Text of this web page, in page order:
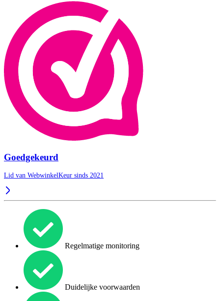
Goedgekeurd
Lid van WebwinkelKeur sinds 2021
Regelmatige monitoring
Duidelijke voorwaarden